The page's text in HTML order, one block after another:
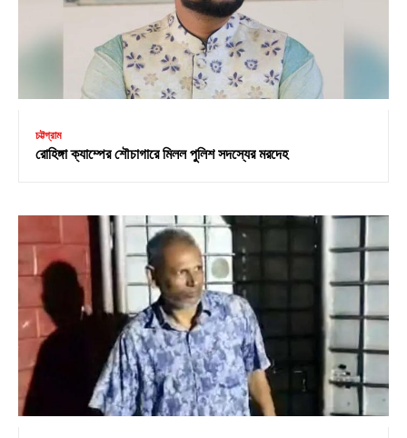
চট্টগ্রাম
রোহিঙ্গা ক্যাম্পের শৌচাগারে মিলল পুলিশ সদস্যের মরদেহ